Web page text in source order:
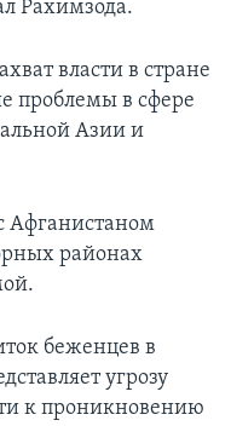
Рахимзода.
власти в стране
проблемы в сфере
Азии и
Афганистаном
районах
беженцев в
угрозу
к проникновению